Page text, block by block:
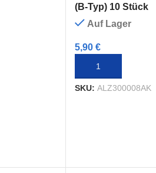
(B-Typ) 10 Stück
Auf Lager
5,90€
IN DEN WARENKORB
SKU:ALZ300008AK